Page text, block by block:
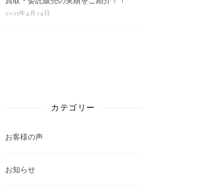
2025年4月24日
カテゴリー
お客様の声
お知らせ